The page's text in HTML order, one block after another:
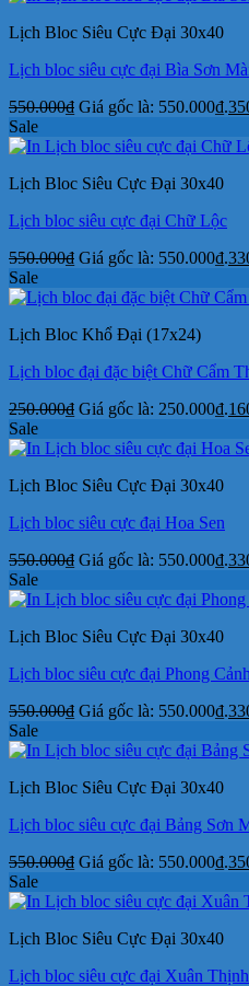
Lịch Bloc Siêu Cực Đại 30x40
Lịch bloc siêu cực đại Bìa Sơn
550.000₫ Giá gốc là: 550.000₫.
Sale
Lịch Bloc Siêu Cực Đại 30x40
Lịch bloc siêu cực đại Chữ Lộc
550.000₫ Giá gốc là: 550.000₫.
Sale
Lịch Bloc Khổ Đại (17x24)
Lịch bloc đại đặc biệt Chữ Cẩm
250.000₫ Giá gốc là: 250.000₫.
Sale
Lịch Bloc Siêu Cực Đại 30x40
Lịch bloc siêu cực đại Hoa Sen
550.000₫ Giá gốc là: 550.000₫.
Sale
Lịch Bloc Siêu Cực Đại 30x40
Lịch bloc siêu cực đại Phong
550.000₫ Giá gốc là: 550.000₫.
Sale
Lịch Bloc Siêu Cực Đại 30x40
Lịch bloc siêu cực đại Bảng Sơn
550.000₫ Giá gốc là: 550.000₫.
Sale
Lịch Bloc Siêu Cực Đại 30x40
Lịch bloc siêu cực đại Xuân